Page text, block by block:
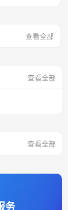
查看全部
查看全部
查看全部
务